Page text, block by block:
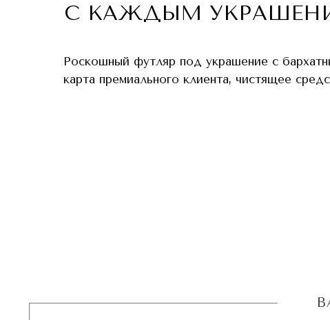
С КАЖДЫМ
Роскошный футляр под украшение с
карта премиального клиента, чистящее